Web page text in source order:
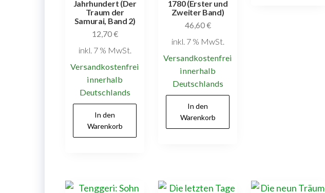
Jahrhundert (Der
Traum der
Samurai, Band 2)
12,70€
inkl. 7 % MwSt.
Versandkostenfrei
innerhalb
Deutschlands
In den
Warenkorb
1780 (Erster und
Zweiter Band)
46,60€
inkl. 7 % MwSt.
Versandkostenfrei
innerhalb
Deutschlands
In den
Warenkorb